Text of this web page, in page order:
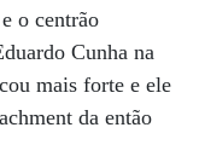
o centrão
Cunha na
mais forte e ele
da então